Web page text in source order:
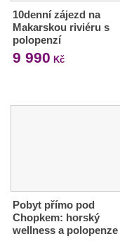
10denní zájezd na
Makarskou riviéru s
polopenzí
9 990 Kč
Pobyt přímo pod
Chopkem: horský
wellness a polopenze